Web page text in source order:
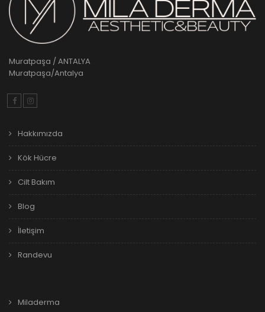
Muratpaşa / ANTALYA
Muratpaşa/Antalya
Hakkımızda
Kök Hücre
Cilt Bakım
Blog
İletişim
Randevu
Miladerma